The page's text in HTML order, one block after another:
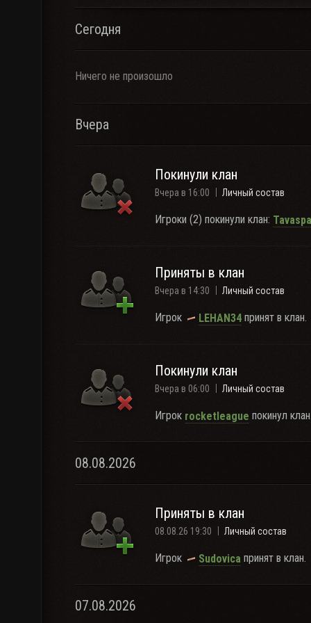
Сегодня
Ничего не произошло
Вчера
Покинули клан
Вчера в 16:00 Личный состав
Игроки (2) покинули клан:
Приняты в клан
Вчера в 14:30 Личный состав
Игрок LEHAN34 принят в клан.
Покинули клан
Вчера в 06:00 Личный состав
Игрок rocketleague покинул
08.08.2026
Приняты в клан
08.08.26 19:30 Личный состав
Игрок Sudovica принят в клан.
07.08.2026